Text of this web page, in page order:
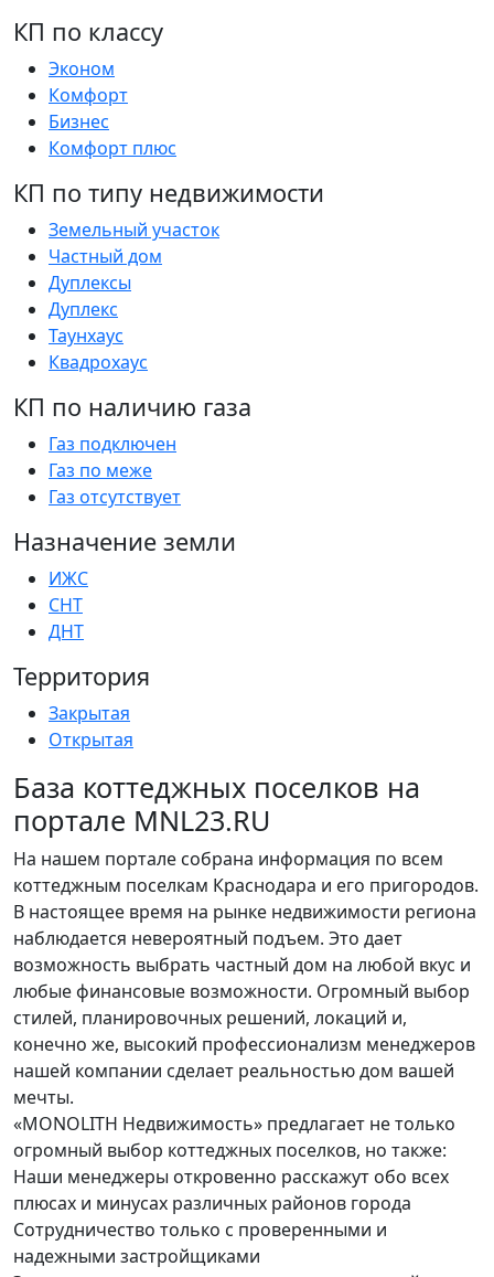
КП по классу
Эконом
Комфорт
Бизнес
Комфорт плюс
КП по типу недвижимости
Земельный участок
Частный дом
Дуплексы
Дуплекс
Таунхаус
Квадрохаус
КП по наличию газа
Газ подключен
Газ по меже
Газ отсутствует
Назначение земли
ИЖС
СНТ
ДНТ
Территория
Закрытая
Открытая
База коттеджных поселков на
портале MNL23.RU
На нашем портале собрана информация по всем
коттеджным поселкам Краснодара и его пригородов.
В настоящее время на рынке недвижимости региона
наблюдается невероятный подъем. Это дает
возможность выбрать частный дом на любой вкус и
любые финансовые возможности. Огромный выбор
стилей, планировочных решений, локаций и,
конечно же, высокий профессионализм менеджеров
нашей компании сделает реальностью дом вашей
мечты.
«MONOLITH Недвижимость» предлагает не только
огромный выбор коттеджных поселков, но также:
Наши менеджеры откровенно расскажут обо всех
плюсах и минусах различных районов города
Сотрудничество только с проверенными и
надежными застройщиками